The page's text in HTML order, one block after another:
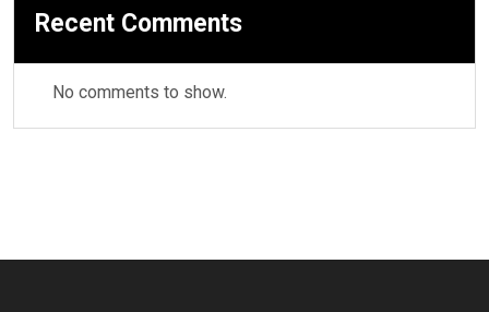
Recent Comments
No comments to show.